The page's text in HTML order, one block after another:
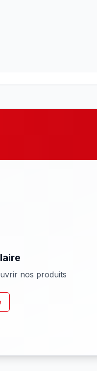
nos produits